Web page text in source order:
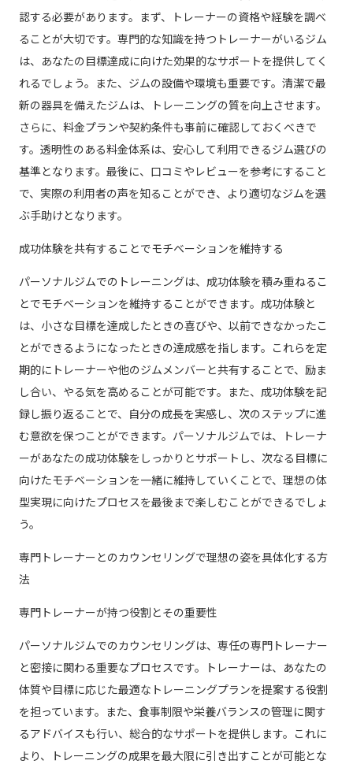
認する必要があります。まず、トレーナーの資格や経験を調べ
ることが大切です。専門的な知識を持つトレーナーがいるジム
は、あなたの目標達成に向けた効果的なサポートを提供してく
れるでしょう。また、ジムの設備や環境も重要です。清潔で最
新の器具を備えたジムは、トレーニングの質を向上させます。
さらに、料金プランや契約条件も事前に確認しておくべきで
す。透明性のある料金体系は、安心して利用できるジム選びの
基準となります。最後に、口コミやレビューを参考にすること
で、実際の利用者の声を知ることができ、より適切なジムを選
ぶ手助けとなります。
成功体験を共有することでモチベーションを維持する
パーソナルジムでのトレーニングは、成功体験を積み重ねるこ
とでモチベーションを維持することができます。成功体験と
は、小さな目標を達成したときの喜びや、以前できなかったこ
とができるようになったときの達成感を指します。これらを定
期的にトレーナーや他のジムメンバーと共有することで、励ま
し合い、やる気を高めることが可能です。また、成功体験を記
録し振り返ることで、自分の成長を実感し、次のステップに進
む意欲を保つことができます。パーソナルジムでは、トレーナ
ーがあなたの成功体験をしっかりとサポートし、次なる目標に
向けたモチベーションを一緒に維持していくことで、理想の体
型実現に向けたプロセスを最後まで楽しむことができるでしょ
う。
専門トレーナーとのカウンセリングで理想の姿を具体化する方
法
専門トレーナーが持つ役割とその重要性
パーソナルジムでのカウンセリングは、専任の専門トレーナー
と密接に関わる重要なプロセスです。トレーナーは、あなたの
体質や目標に応じた最適なトレーニングプランを提案する役割
を担っています。また、食事制限や栄養バランスの管理に関す
るアドバイスも行い、総合的なサポートを提供します。これに
より、トレーニングの成果を最大限に引き出すことが可能とな